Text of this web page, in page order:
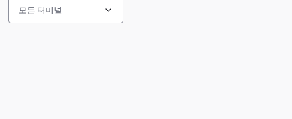
모든 터미널